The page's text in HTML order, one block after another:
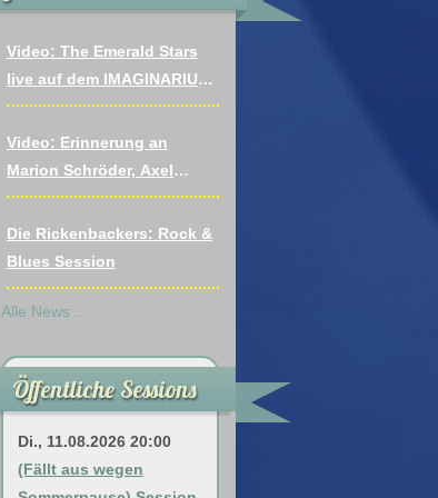
Video: The Emerald Stars
live auf dem IMAGINARIUM
FESTIVAL: Vagabonds Of
The Western World (Thin
Lizzy)
Video: Erinnerung an
Marion Schröder, Axel
Draeger, Andreas Hönsch
Die Rickenbackers: Rock &
Blues Session
Alle News ...
Öffentliche Sessions
Di., 11.08.2026 20:00
(Fällt aus wegen